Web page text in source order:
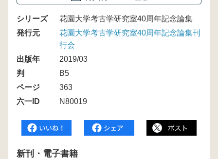
シリーズ
花園大学考古学研究室40周年記念論集
発行元
花園大学考古学研究室40周年記念論集刊
行会
出版年
2019/03
判
B5
ページ
363
六一ID
N80019
新刊・電子書籍